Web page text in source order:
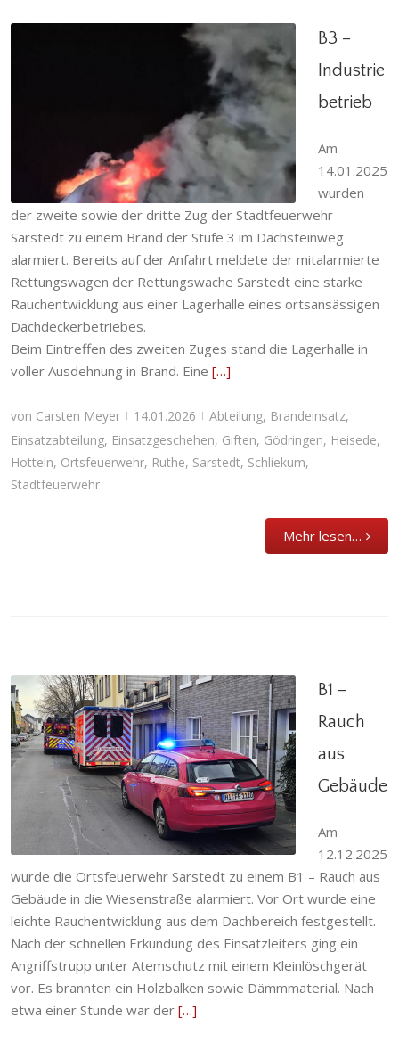
B3 – Industriebetrieb
Brandeinsatz Einsatzabteilung
Einsatzgeschehen,Giften, Gödringen Heisede,
Ortsfeuerwehr ,Ruthe Sarstedt Schliekum
Stadtfeuerwehr
B3 –
Industrie
betrieb
Am
14.01.2025
wurden
der zweite sowie der dritte Zug der Stadtfeuerwehr
Sarstedt zu einem Brand der Stufe 3 im Dachsteinweg
alarmiert. Bereits auf der Anfahrt meldete der mitalarmierte
Rettungswagen der Rettungswache Sarstedt eine starke
Rauchentwicklung aus einer Lagerhalle eines ortsansässigen
Dachdeckerbetriebes.
Beim Eintreffen des zweiten Zuges stand die Lagerhalle in
voller Ausdehnung in Brand. Eine […]
von Carsten Meyer | 14.01.2026 | Abteilung, Brandeinsatz,
Einsatzabteilung, Einsatzgeschehen, Giften, Gödringen, Heisede,
Hotteln, Ortsfeuerwehr, Ruthe, Sarstedt, Schliekum,
Stadtfeuerwehr
Mehr lesen…
B1 – Rauch aus Gebäude
Abteilung Brandeinsatz,Einsatzabteilung,
Einsatzgeschehen,Ortsfeuerwehr,Sarstedt,
Stadtfeuerwehr
B1 –
Rauch
aus
Gebäude
Am
12.12.2025
wurde die Ortsfeuerwehr Sarstedt zu einem B1 – Rauch aus
Gebäude in die Wiesenstraße alarmiert. Vor Ort wurde eine
leichte Rauchentwicklung aus dem Dachbereich festgestellt.
Nach der schnellen Erkundung des Einsatzleiters ging ein
Angriffstrupp unter Atemschutz mit einem Kleinlöschgerät
vor. Es brannten ein Holzbalken sowie Dämmmaterial. Nach
etwa einer Stunde war der […]